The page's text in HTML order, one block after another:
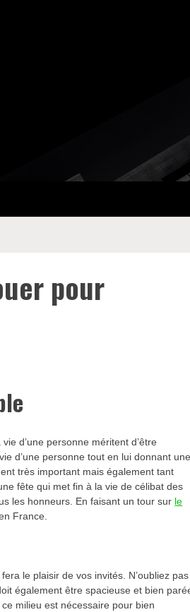
pour
d’une personne méritent d’être
d’une personne tout en lui donnant
très important mais également tant
fête qui met fin à la vie de célibat des
les honneurs. En faisant un tour sur le
France.
le plaisir de vos invités. N’oubliez pas
également être spacieuse et bien
ce milieu est nécessaire pour bien